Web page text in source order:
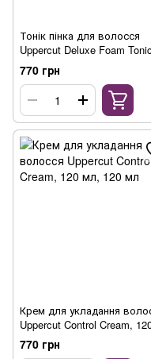
Тонік пінка для волосся
Uppercut Deluxe Foam Tonic
150 мл
770 грн
Крем для укладання
Uppercut Control Cream,
мл
770 грн